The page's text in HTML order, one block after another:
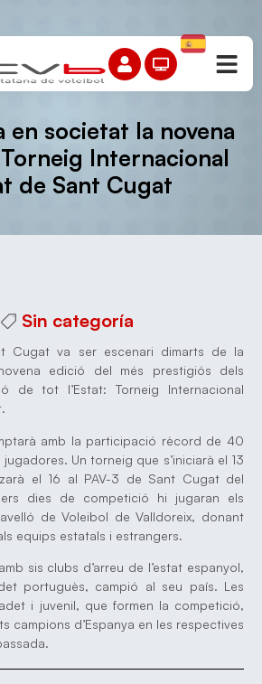
en societat la novena
Internacional
de Sant Cugat
Sin categoría
Cugat va ser escenari dimarts de la
edició del més prestigiós dels
de tot l’Estat: Torneig Internacional
amb la participació rècord de 40
Un torneig que s’iniciarà el 13
el 16 al PAV-3 de Sant Cugat del
dies de competició hi jugaran els
de Voleibol de Valldoreix, donant
equips estatals i estrangers.
sis clubs d’arreu de l’estat espanyol,
portuguès, campió al seu país. Les
i juvenil, que formen la competició,
campions d’Espanya en les respectives